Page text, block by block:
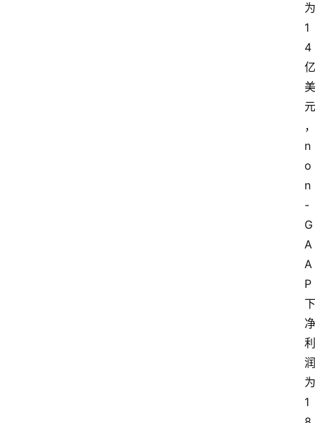
为
1
4
亿
美
元
，
n
o
n
-
G
A
A
P
下
净
利
润
为
1